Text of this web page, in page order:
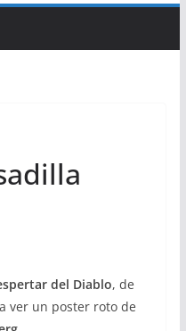
del Diablo, de
ver un poster roto de